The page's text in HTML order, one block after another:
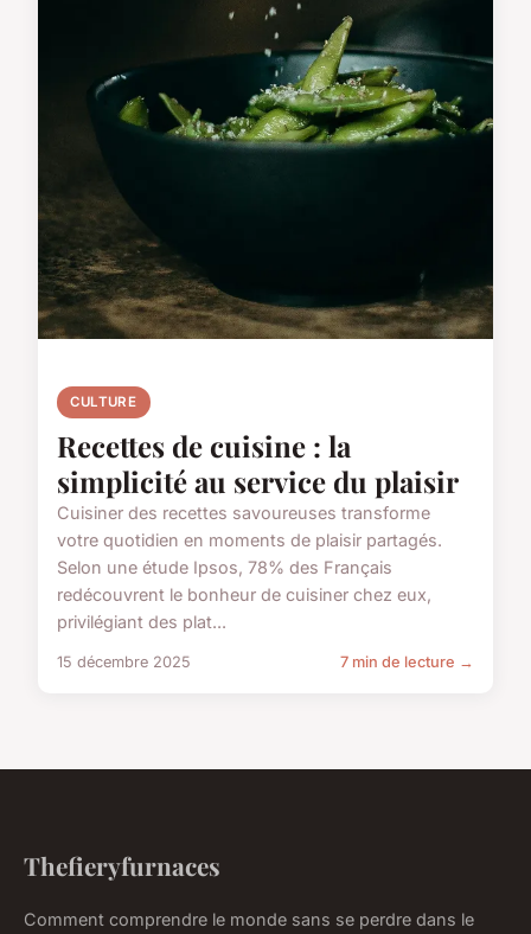
CULTURE
Recettes de cuisine : la
simplicité au service du plaisir
Cuisiner des recettes savoureuses transforme
votre quotidien en moments de plaisir partagés.
Selon une étude Ipsos, 78% des Français
redécouvrent le bonheur de cuisiner chez eux,
privilégiant des plat...
15 décembre 2025 7 min de lecture →
Thefieryfurnaces
Comment comprendre le monde sans se perdre dans le